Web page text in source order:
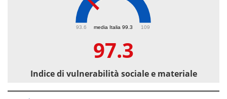
media Italia 99.3
93.6 109
97.3
Indice di vulnerabilità sociale e materiale